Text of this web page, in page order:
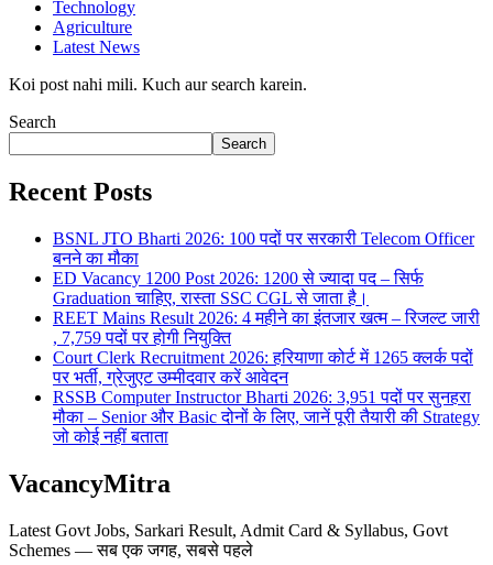
Technology
Agriculture
Latest News
Koi post nahi mili. Kuch aur search karein.
Search
Search
Recent Posts
BSNL JTO Bharti 2026: 100 पदों पर सरकारी Telecom Officer
बनने का मौका
ED Vacancy 1200 Post 2026: 1200 से ज्यादा पद – सिर्फ
Graduation चाहिए, रास्ता SSC CGL से जाता है।
REET Mains Result 2026: 4 महीने का इंतजार खत्म – रिजल्ट जारी
, 7,759 पदों पर होगी नियुक्ति
Court Clerk Recruitment 2026: हरियाणा कोर्ट में 1265 क्लर्क पदों
पर भर्ती, ग्रेजुएट उम्मीदवार करें आवेदन
RSSB Computer Instructor Bharti 2026: 3,951 पदों पर सुनहरा
मौका – Senior और Basic दोनों के लिए, जानें पूरी तैयारी की Strategy
जो कोई नहीं बताता
VacancyMitra
Latest Govt Jobs, Sarkari Result, Admit Card & Syllabus, Govt
Schemes — सब एक जगह, सबसे पहले